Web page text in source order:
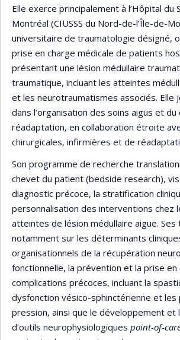
Elle exerce principalement à l’Hôpital du
Montréal (CIUSSS du Nord-de-l’Île-de-
universitaire de traumatologie désigné,
prise en charge médicale de patients
présentant une lésion médullaire
traumatique, incluant les atteintes
et les neurotraumatismes associés. Elle
dans l’organisation des soins aigus et du
réadaptation, en collaboration étroite
chirurgicales, infirmières et de
Son programme de recherche
chevet du patient (bedside research),
diagnostic précoce, la stratification
personnalisation des interventions chez
atteintes de lésion médullaire aiguë.
notamment sur les déterminants
organisationnels de la récupération
fonctionnelle, la prévention et la prise en
complications précoces, incluant la
dysfonction vésico-sphinctérienne et les
pression, ainsi que le développement et
d’outils neurophysiologiques point-of-